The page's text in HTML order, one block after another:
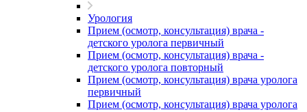
Урология
Прием (осмотр, консультация) врача -
детского уролога первичный
Прием (осмотр, консультация) врача -
детского уролога повторный
Прием (осмотр, консультация) врача уролога
первичный
Прием (осмотр, консультация) врача уролога